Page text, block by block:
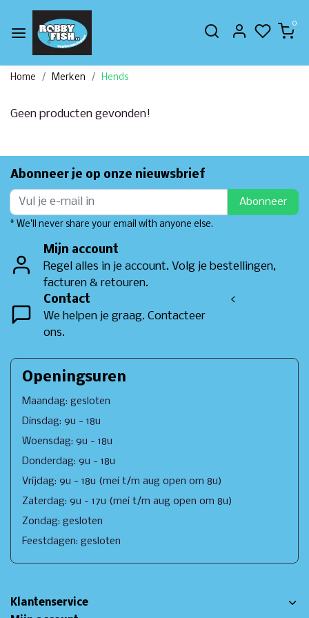
0
Home Merken Hends
Geen producten gevonden!
Abonneer je op onze nieuwsbrief
Abonneer
* We'll never share your email with anyone else.
Mijn account
Regel alles in je account. Volg je bestellingen,
facturen & retouren.
Contact
We helpen je graag. Contacteer
ons.
<
Openingsuren
Maandag: gesloten
Dinsdag: 9u - 18u
Woensdag: 9u - 18u
Donderdag: 9u - 18u
Vrijdag: 9u - 18u (mei t/m aug open om 8u)
Zaterdag: 9u - 17u (mei t/m aug open om 8u)
Zondag: gesloten
Feestdagen: gesloten
Klantenservice